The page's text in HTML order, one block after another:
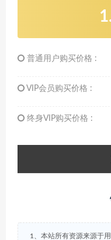
普通用户购买价格 :
VIP会员购买价格 :
终身VIP购买价格 :
1、本站所有资源来源于